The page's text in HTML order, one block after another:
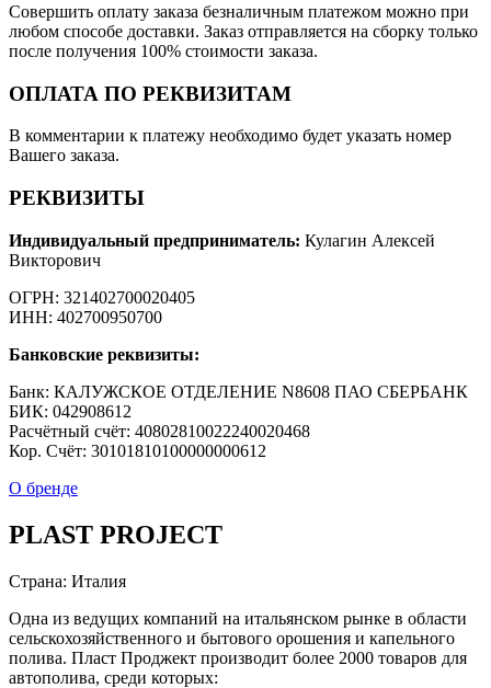
Совершить оплату заказа безналичным платежом можно при
любом способе доставки. Заказ отправляется на сборку только
после получения 100% стоимости заказа.
ОПЛАТА ПО РЕКВИЗИТАМ
В комментарии к платежу необходимо будет указать номер
Вашего заказа.
РЕКВИЗИТЫ
Индивидуальный предприниматель: Кулагин Алексей
Викторович
ОГРН: 321402700020405
ИНН: 402700950700
Банковские реквизиты:
Банк: КАЛУЖСКОЕ ОТДЕЛЕНИЕ N8608 ПАО СБЕРБАНК
БИК: 042908612
Расчётный счёт: 40802810022240020468
Кор. Cчёт: 30101810100000000612
О бренде
PLAST PROJECT
Страна: Италия
Одна из ведущих компаний на итальянском рынке в области
сельскохозяйственного и бытового орошения и капельного
полива. Пласт Проджект производит более 2000 товаров для
автополива, среди которых: